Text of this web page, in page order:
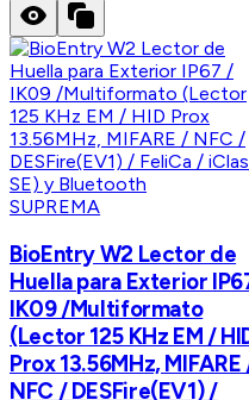
SUPREMA
BioEntry W2 Lector de
Huella para Exterior
IK09 /Multiformato
(Lector 125 KHz EM /
Prox 13.56MHz, MIFARE
NFC / DESFire(EV1) /